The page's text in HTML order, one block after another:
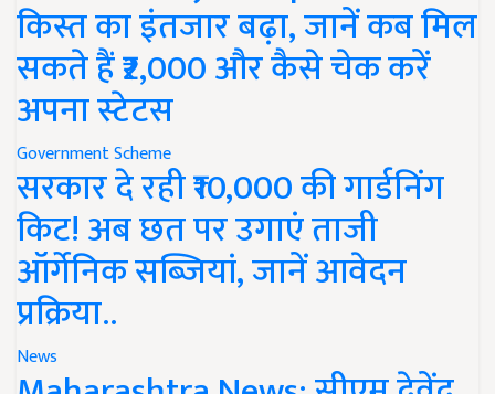
किस्त का इंतजार बढ़ा, जानें कब मिल
सकते हैं ₹2,000 और कैसे चेक करें
अपना स्टेटस
Government Scheme
सरकार दे रही ₹10,000 की गार्डनिंग
किट! अब छत पर उगाएं ताजी
ऑर्गेनिक सब्जियां, जानें आवेदन
प्रक्रिया..
News